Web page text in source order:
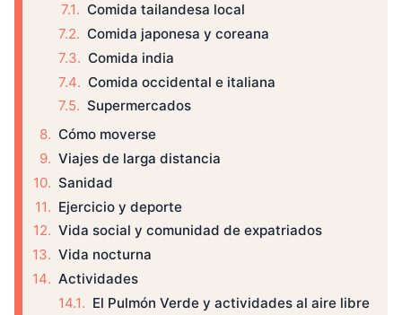
Comida tailandesa local
Comida japonesa y coreana
Comida india
Comida occidental e italiana
Supermercados
Cómo moverse
Viajes de larga distancia
Sanidad
Ejercicio y deporte
Vida social y comunidad de expatriados
Vida nocturna
Actividades
El Pulmón Verde y actividades al aire libre